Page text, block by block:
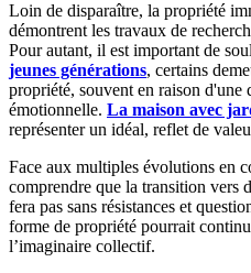
Loin de disparaître, la propriété
démontrent les travaux de
Pour autant, il est important de
jeunes générations, certains
propriété, souvent en raison d'une
émotionnelle. La maison avec
représenter un idéal, reflet de
Face aux multiples évolutions en
comprendre que la transition vers
fera pas sans résistances et
forme de propriété pourrait
l’imaginaire collectif.